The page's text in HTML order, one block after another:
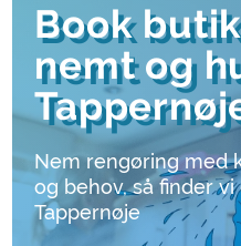
Book
nemt og
Nem rengøring med
og behov, så finder
Tappernøje